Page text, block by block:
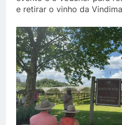
e retirar o vinho da